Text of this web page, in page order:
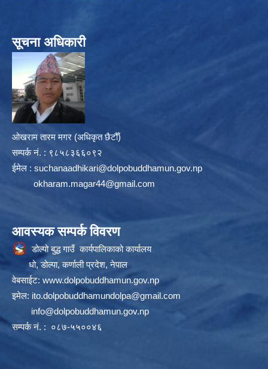
सूचना अधिकारी
ओखराम तारम मगर (अधिकृत छैटौँ)
सम्पर्क न‌ं. : ९८५८३६६०९२
ईमेल : suchanaadhikari@dolpobuddhamun.gov.np
okharam.magar44@gmail.com
आवस्यक सम्पर्क विवरण
डोल्पो बुद्ध गाउँ कार्यपालिकाको कार्यालय
धो, डोल्पा, कर्णाली प्रदेश, नेपाल
वेबसाईट: www.dolpobuddhamun.gov.np
इमेल: ito.dolpobuddhamundolpa@gmail.com
info@dolpobuddhamun.gov.np
सम्पर्क नं. : ०८७-५५००४६